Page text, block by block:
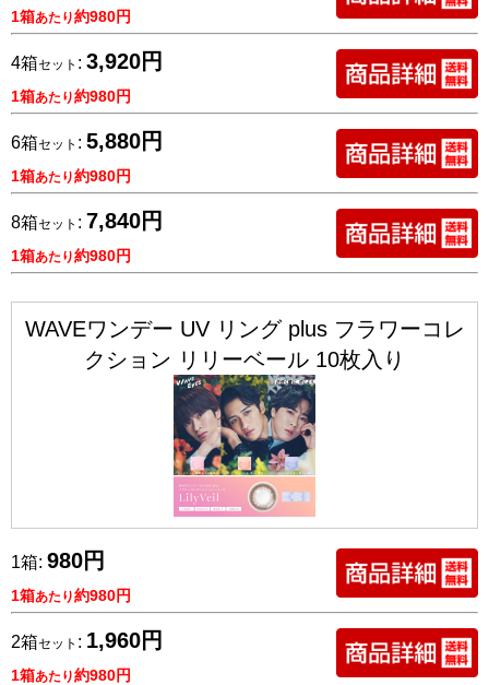
1箱あたり約980円
4箱セット : 3,920円
1箱あたり約980円
6箱セット : 5,880円
1箱あたり約980円
8箱セット : 7,840円
1箱あたり約980円
WAVEワンデー UV リング plus フラワーコレ
クション リリーベール 10枚入り
1箱: 980円
1箱あたり約980円
2箱セット : 1,960円
1箱あたり約980円